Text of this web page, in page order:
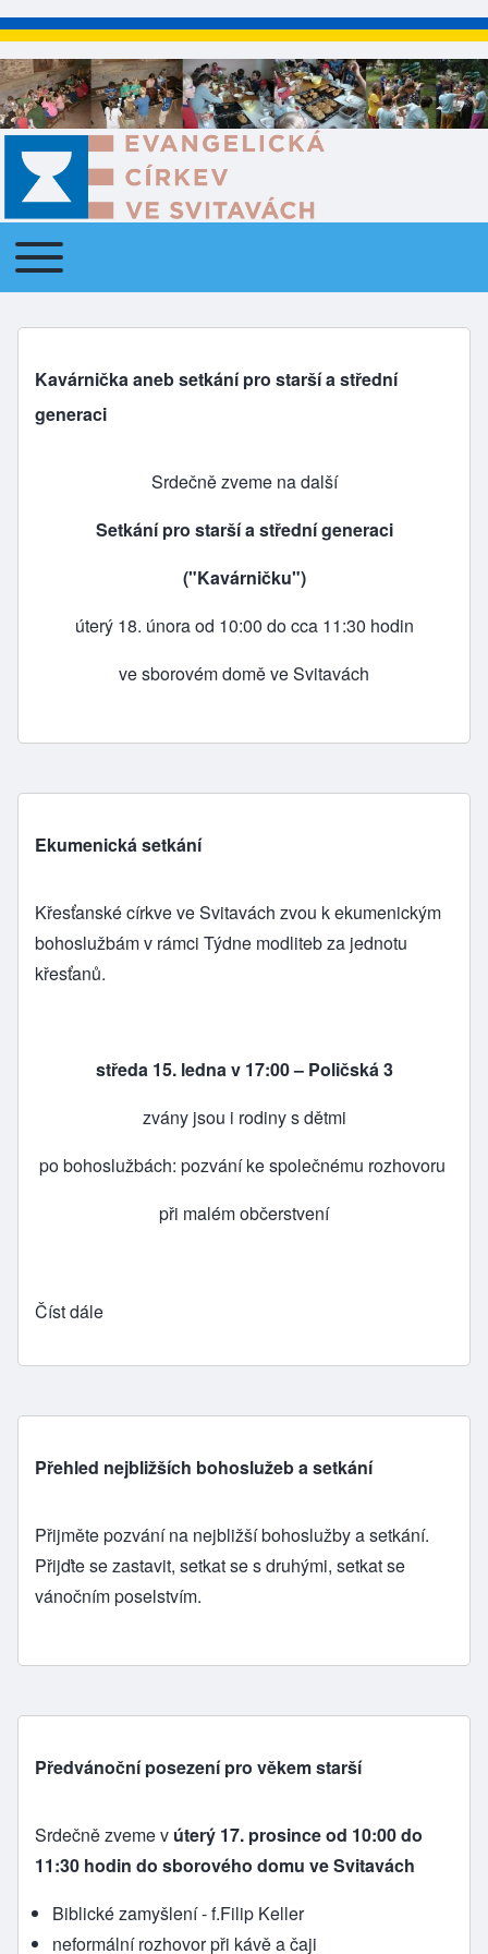
Main navigation
Toggle main menu
Kavárnička aneb setkání pro starší a střední
generaci
Srdečně zveme na další
Setkání pro starší a střední generaci
("Kavárničku")
úterý 18. února od 10:00 do cca 11:30 hodin
ve sborovém domě ve Svitavách
Ekumenická setkání
Křesťanské církve ve Svitavách zvou k ekumenickým
bohoslužbám v rámci Týdne modliteb za jednotu
křesťanů.
středa 15. ledna v 17:00 – Poličská 3
zvány jsou i rodiny s dětmi
po bohoslužbách: pozvání ke společnému rozhovoru
při malém občerstvení
Číst dále
Přehled nejbližších bohoslužeb a setkání
Přijměte pozvání na nejbližší bohoslužby a setkání.
Přijďte se zastavit, setkat se s druhými, setkat se
vánočním poselstvím.
Předvánoční posezení pro věkem starší
Srdečně zveme v úterý 17. prosince od 10:00 do
11:30 hodin do sborového domu ve Svitavách
Biblické zamyšlení - f.Filip Keller
neformální rozhovor při kávě a čaji